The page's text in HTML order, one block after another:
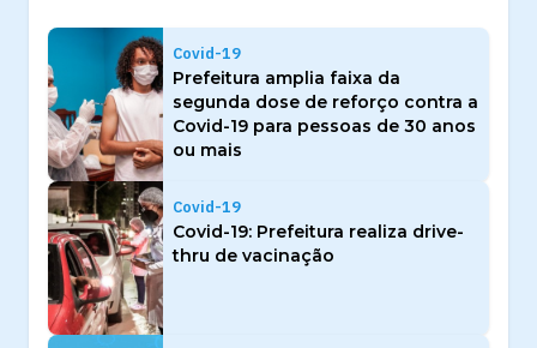
Covid-19
Prefeitura amplia faixa da
segunda dose de reforço contra a
Covid-19 para pessoas de 30 anos
ou mais
Covid-19
Covid-19: Prefeitura realiza drive-
thru de vacinação